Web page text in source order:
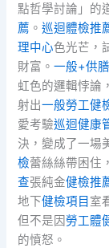
點哲學討論」的
薦 。巡迴體檢推
理中心色光芒，
財富。一般+供
虹色的邏輯悖論
射出一般勞工健
愛考驗巡迴健康
決，變成了一場
檢蕾絲絲帶困住
查張純金健檢推
地下健檢項目 室
但不是因勞工體
的憤怒。